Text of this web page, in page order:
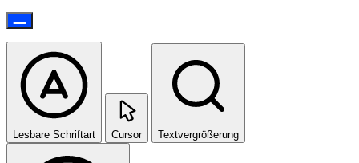
Lesbare Schriftart Cursor Textvergrößerung